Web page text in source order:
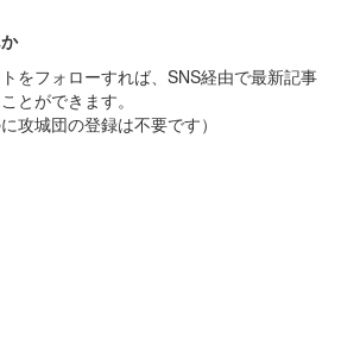
台『刀剣乱舞』デジタルスタンプラリーin
『刀剣乱舞』デジタルスタンプラリーin
をフォローすれば、SNS経由で最新記事
とができます。
攻城団の登録は不要です）